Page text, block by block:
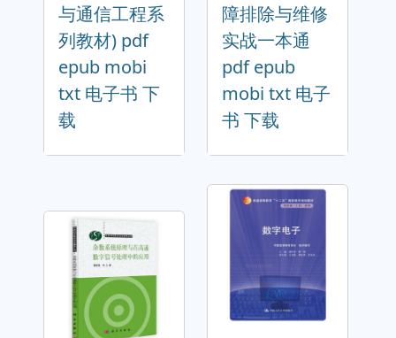
与通信工程系
列教材) pdf
epub mobi
txt 电子书 下
载
障排除与维修
实战一本通
pdf epub
mobi txt 电子
书 下载